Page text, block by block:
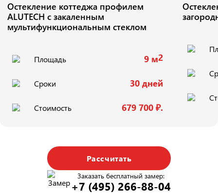
Остекление коттеджа профилем
ALUTECH с закаленным
мультифункциональным стеклом
Площадь 9 м2
Сроки 30 дней
Стоимость 679 700 ₽.
Рассчитать
Заказать бесплатный замер:
+7 (495) 266-88-04